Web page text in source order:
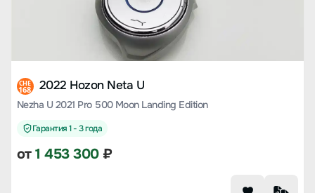
CHE
168 2022 Hozon Neta U
Nezha U 2021 Pro 500 Moon Landing Edition
Гарантия 1 - 3 года
от1 453 300₽